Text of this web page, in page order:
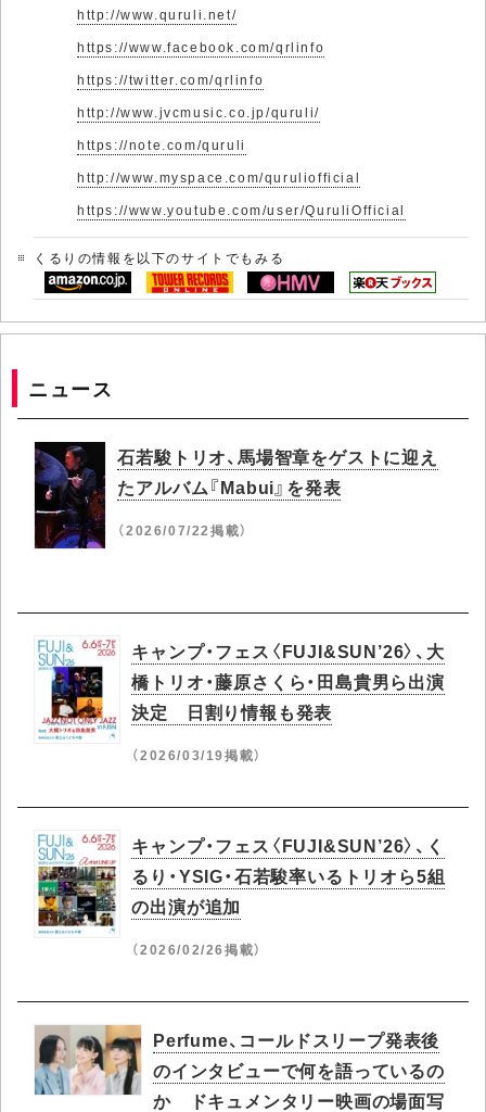
http://www.quruli.net/
https://www.facebook.com/qrlinfo
https://twitter.com/qrlinfo
http://www.jvcmusic.co.jp/quruli/
https://note.com/quruli
http://www.myspace.com/quruliofficial
https://www.youtube.com/user/QuruliOfficial
くるりの情報を以下のサイトでもみる
ニュース
石若駿トリオ、馬場智章をゲストに迎え
たアルバム『Mabui』を発表
（2026/07/22掲載）
キャンプ・フェス〈FUJI&SUN’26〉、大
橋トリオ・藤原さくら・田島貴男ら出演
決定 日割り情報も発表
（2026/03/19掲載）
キャンプ・フェス〈FUJI&SUN’26〉、く
るり・YSIG・石若駿率いるトリオら5組
の出演が追加
（2026/02/26掲載）
Perfume、コールドスリープ発表後
のインタビューで何を語っているの
か ドキュメンタリー映画の場面写